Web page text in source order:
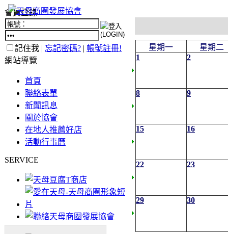
會員登錄
記住我 | 忘記密碼? | 帳號註冊!
網站導覽
首頁
聯絡表單
新聞訊息
關於協會
在地人推薦好店
活動行事曆
SERVICE
星期一
星期二
1
2
8 9
15 16
22 23
29 30